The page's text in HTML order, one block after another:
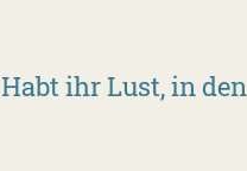
Habt ihr Lust, in